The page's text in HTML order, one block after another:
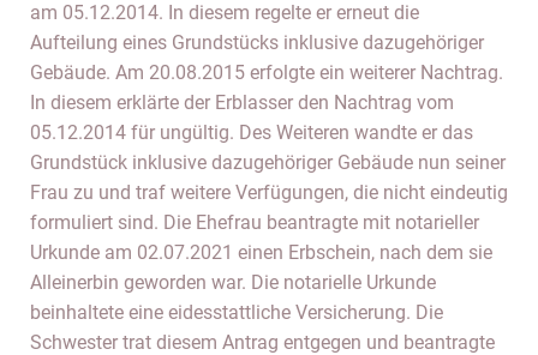
am 05.12.2014. In diesem regelte er erneut die
Aufteilung eines Grundstücks inklusive dazugehöriger
Gebäude. Am 20.08.2015 erfolgte ein weiterer Nachtrag.
In diesem erklärte der Erblasser den Nachtrag vom
05.12.2014 für ungültig. Des Weiteren wandte er das
Grundstück inklusive dazugehöriger Gebäude nun seiner
Frau zu und traf weitere Verfügungen, die nicht eindeutig
formuliert sind. Die Ehefrau beantragte mit notarieller
Urkunde am 02.07.2021 einen Erbschein, nach dem sie
Alleinerbin geworden war. Die notarielle Urkunde
beinhaltete eine eidesstattliche Versicherung. Die
Schwester trat diesem Antrag entgegen und beantragte